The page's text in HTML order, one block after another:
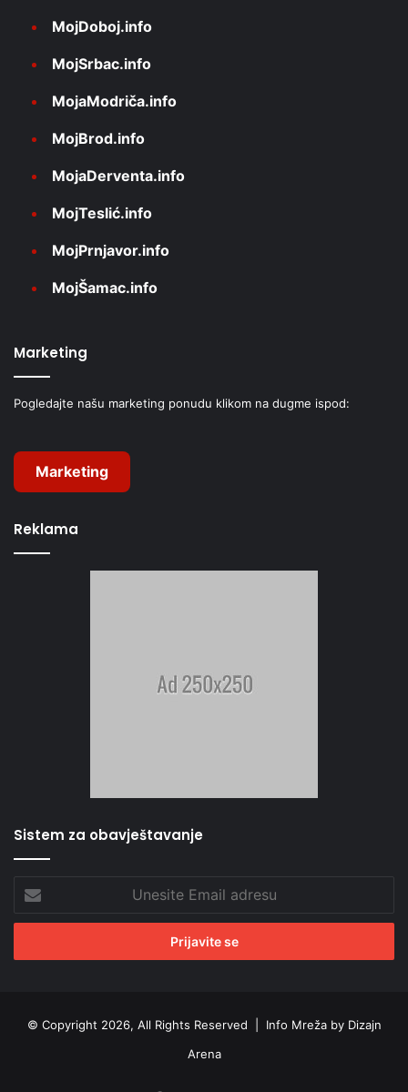
MojDoboj.info
MojSrbac.info
MojaModriča.info
MojBrod.info
MojaDerventa.info
MojTeslić.info
MojPrnjavor.info
MojŠamac.info
Marketing
Pogledajte našu marketing ponudu klikom na dugme ispod:
Marketing
Reklama
Sistem za obavještavanje
Email
adresu
© Copyright 2026, All Rights Reserved | Info Mreža by Dizajn
Arena